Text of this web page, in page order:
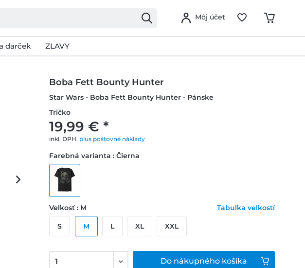
Môj účet
darček ZLAVY
Boba Fett Bounty Hunter
Star Wars - Boba Fett Bounty Hunter - Pánske
Tričko
19,99 € *
inkl. DPH. plus poštovné náklady
Farebná varianta : Čierna
Veľkosť : M Tabuľka veľkostí
S M L XL XXL
Do nákupného košíka